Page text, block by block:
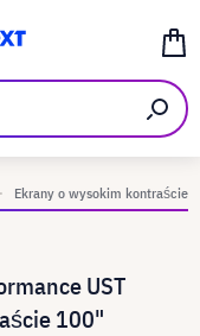
Ekrany o wysokim kontraście
UST
100"